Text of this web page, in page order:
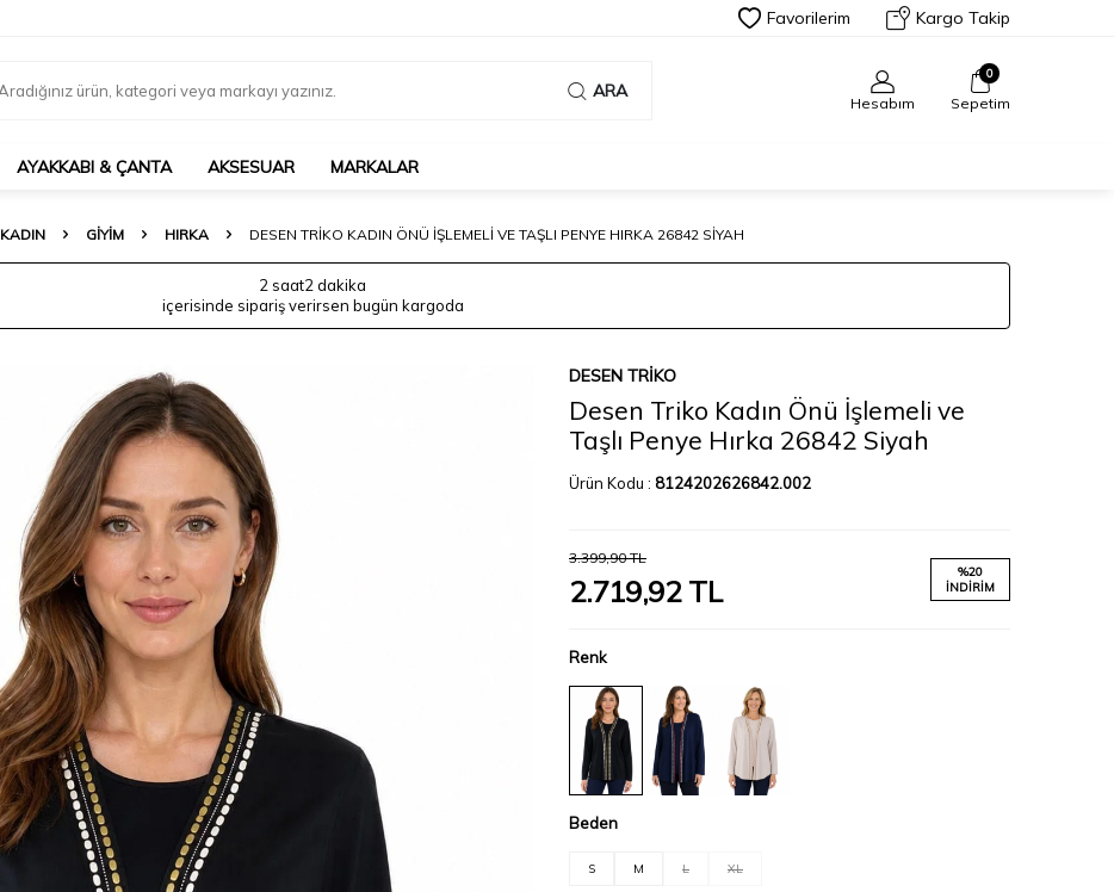
Favorilerim Kargo Takip
ARA
Hesabım
0
Sepetim
AYAKKABI & ÇANTA AKSESUAR MARKALAR
KADIN GIYIM HIRKA DESEN TRIKO KADIN ÖNÜ İŞLEMELI VE TAŞLI PENYE HIRKA 26842 SIYAH
2 saat2 dakika
içerisinde sipariş verirsen bugün kargoda
DESEN TRIKO
Desen Triko Kadın Önü İşlemeli ve
Taşlı Penye Hırka 26842 Siyah
Ürün Kodu : 8124202626842.002
3.399,90TL
2.719,92TL
%20
İNDIRIM
Renk
Beden
S M L XL